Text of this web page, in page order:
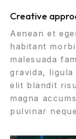
Creative
Aenean et
habitant
malesuada
gravida,
elit blandit
magna
pulvinar